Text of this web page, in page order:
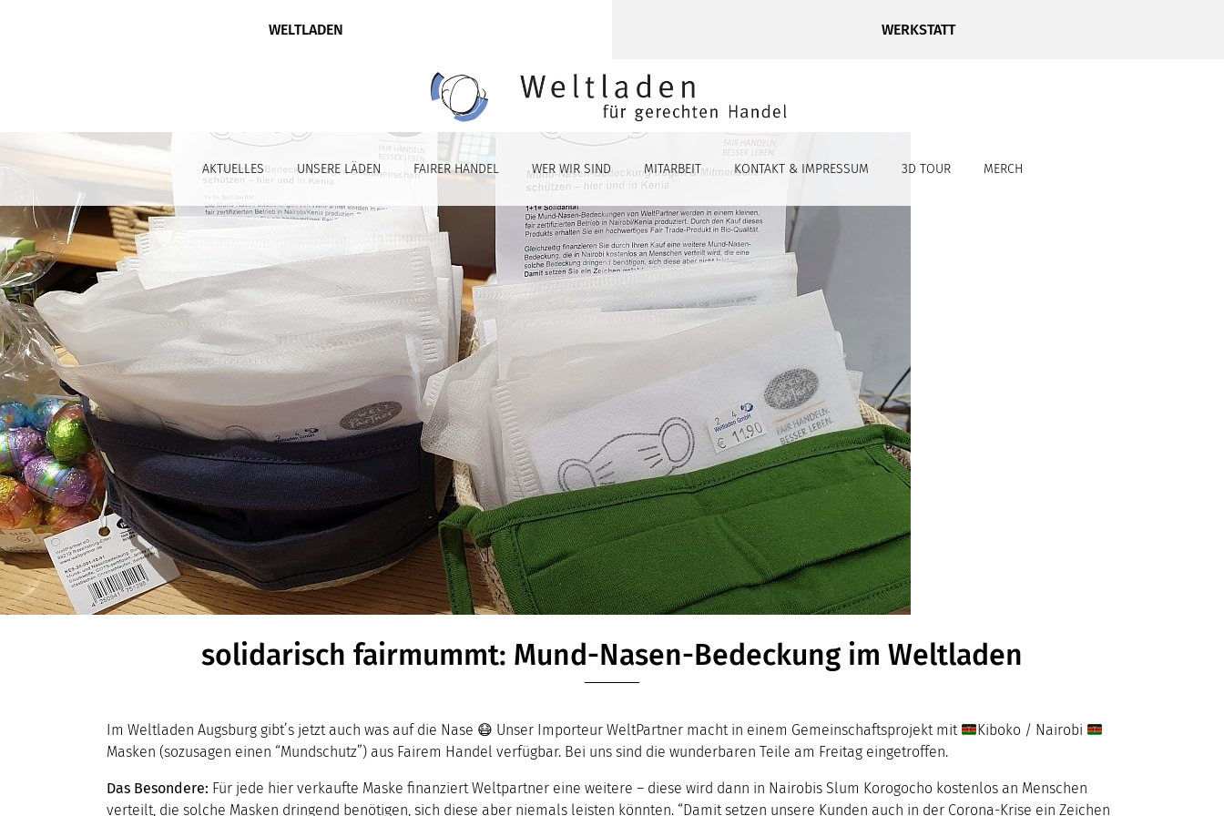
WELTLADEN WERKSTATT
AKTUELLES UNSERE LÄDEN FAIRER HANDEL WER WIR SIND MITARBEIT KONTAKT & IMPRESSUM 3D TOUR MERCH
solidarisch fairmummt: Mund-Nasen-Bedeckung im Weltladen
Im Weltladen Augsburg gibt’s jetzt auch was auf die Nase 😷 Unser Importeur WeltPartner macht in einem Gemeinschaftsprojekt mit
Kiboko / Nairobi
Masken (sozusagen einen “Mundschutz”) aus Fairem Handel verfügbar. Bei uns sind die wunderbaren Teile am Freitag eingetroffen.
Das Besondere: Für jede hier verkaufte Maske finanziert Weltpartner eine weitere – diese wird dann in Nairobis Slum Korogocho kostenlos an Menschen
verteilt, die solche Masken dringend benötigen, sich diese aber niemals leisten könnten. “Damit setzen unsere Kunden auch in der Corona-Krise ein Zeichen